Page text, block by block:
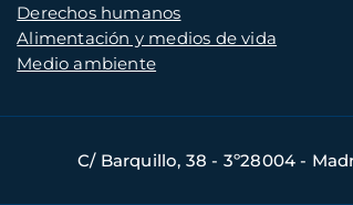
Derechos humanos
Alimentación y medios de vida
Medio ambiente
C/ Barquillo, 38 - 3º28004 -